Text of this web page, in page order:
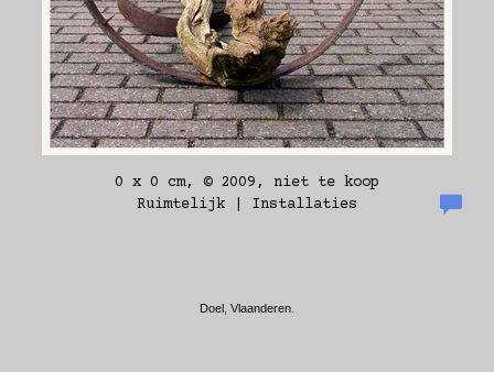
0 x 0 cm, © 2009, niet te koop
Ruimtelijk | Installaties
Doel, Vlaanderen.